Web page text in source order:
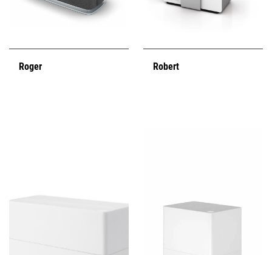
Roger Robert